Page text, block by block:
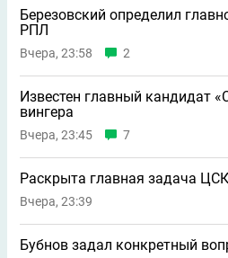
Березовский определил
РПЛ
Вчера, 23:58 2
Известен главный кандидат
вингера
Вчера, 23:45 7
Раскрыта главная задача
Вчера, 23:39
Бубнов задал конкретный